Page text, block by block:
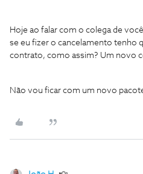
Hoje ao falar com o colega de
se eu fizer o cancelamento tenho
contrato, como assim? Um novo
Não vou ficar com um novo